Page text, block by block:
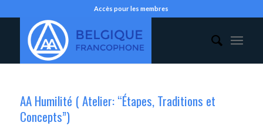
Accès pour les membres
AA Humilité ( Atelier: “Étapes, Traditions et
Concepts”)